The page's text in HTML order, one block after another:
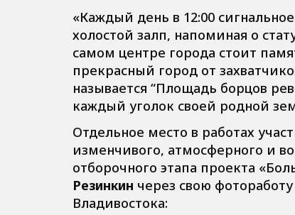
«Каждый день в 12:00
холостой залп, напоминая о
самом центре города стоит
прекрасный город от
называется “Площадь борцов
каждый уголок своей родной
Отдельное место в работах
изменчивого, атмосферного и
отборочного этапа проекта
Резинкин через свою
Владивостока: